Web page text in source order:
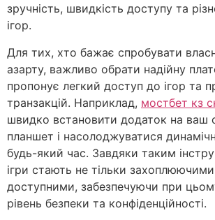
зручність, швидкість доступу та
ігор.
Для тих, хто бажає спробувати
азарту, важливо обрати надійну
пропонує легкий доступ до ігор та
транзакцій. Наприклад, мостбет кз
швидко встановити додаток на ваш
планшет і насолоджуватися
будь-який час. Завдяки таким
ігри стають не тільки
доступними, забезпечуючи при
рівень безпеки та конфіденційності.